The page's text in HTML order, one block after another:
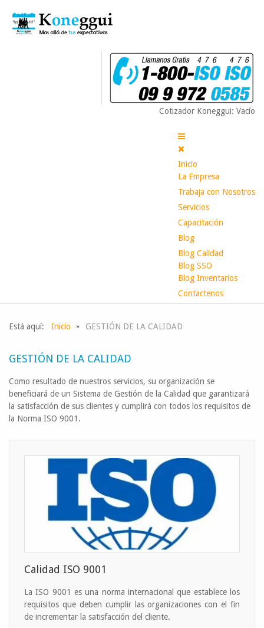
Cotizador Koneggui: Vacío
Inicio
La Empresa
Trabaja con Nosotros
Servicios
Capacitación
Blog
Blog Calidad
Blog SSO
Blog Inventarios
Contactenos
Está aquí: Inicio GESTIÓN DE LA CALIDAD
GESTIÓN DE LA CALIDAD
Como resultado de nuestros servicios, su organización se
beneficiará de un Sistema de Gestión de la Calidad que garantizará
la satisfacción de sus clientes y cumplirá con todos los requisitos de
la Norma ISO 9001.
Calidad ISO 9001
La ISO 9001 es una norma internacional que establece los
requisitos que deben cumplir las organizaciones con el fin
de incrementar la satisfacción del cliente.